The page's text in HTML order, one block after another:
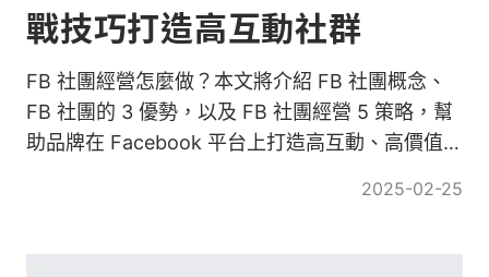
戰技巧打造高互動社群
FB 社團經營怎麼做？本文將介紹 FB 社團概念、
FB 社團的 3 優勢，以及 FB 社團經營 5 策略，幫
助品牌在 Facebook 平台上打造高互動、高價值的
2025-02-25